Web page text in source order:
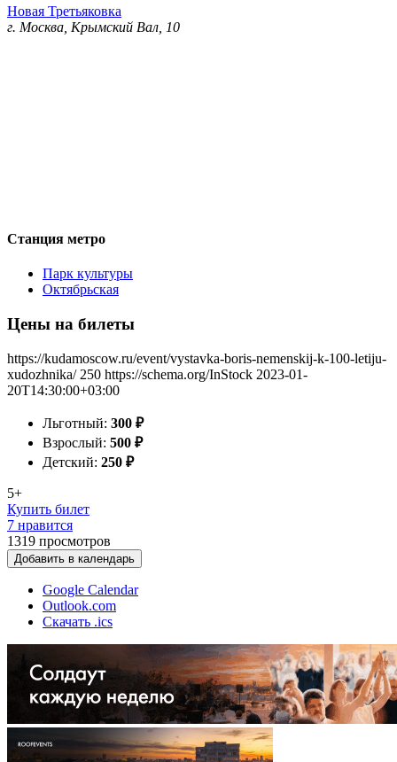
Новая Третьяковка
г. Москва, Крымский Вал, 10
Станция метро
Парк культуры
Октябрьская
Цены на билеты
https://kudamoscow.ru/event/vystavka-boris-nemenskij-k-100-letiju-
xudozhnika/ 250 https://schema.org/InStock 2023-01-
20T14:30:00+03:00
Льготный: 300 ₽
Взрослый: 500 ₽
Детский: 250 ₽
5+
Купить билет
7 нравится
1319 просмотров
Добавить в календарь
Google Calendar
Outlook.com
Скачать .ics